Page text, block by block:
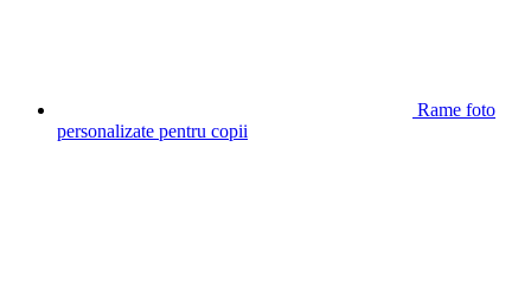
Rame foto
personalizate pentru copii